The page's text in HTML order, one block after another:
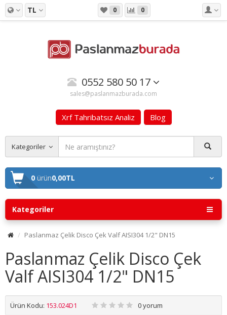
TL 0 0
0552 580 50 17
sales@paslanmazburada.com
Xrf Tahribatsız Analiz Blog
Kategoriler
0 ürün0,00TL
Kategoriler
Paslanmaz Çelik Disco Çek Valf AISI304 1/2" DN15
Paslanmaz Çelik Disco Çek
Valf AISI304 1/2" DN15
Ürün Kodu: 153.024D1 0 yorum